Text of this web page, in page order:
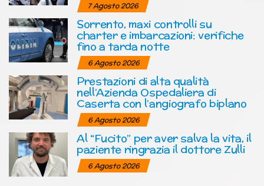
7 Agosto 2026
Sorrento, maxi controlli su
charter e imbarcazioni: verifiche
fino a tarda notte
6 Agosto 2026
Prestazioni di alta qualità
nell’Azienda Ospedaliera di
Caserta con l’angiografo biplano
6 Agosto 2026
Al “Fucito” per aver salva la vita, il
paziente ringrazia il dottore Zulli
6 Agosto 2026